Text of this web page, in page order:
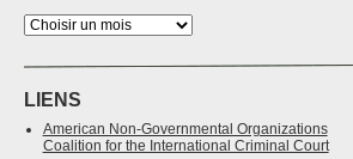
LIENS
American Non-Governmental Organizations
Coalition for the International Criminal Court